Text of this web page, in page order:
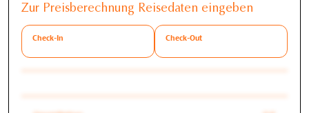
Zur Preisberechnung Reisedaten eingeben
Check-In Check-Out